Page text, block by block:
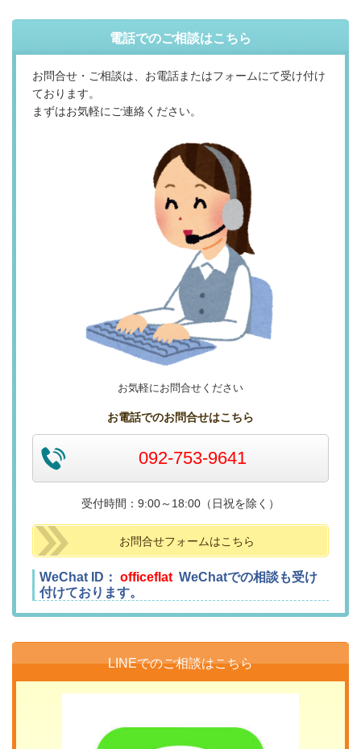
電話でのご相談はこちら
お問合せ・ご相談は、お電話またはフォームにて受け付け
ております。
まずはお気軽にご連絡ください。
お気軽にお問合せください
お電話でのお問合せはこちら
092-753-9641
受付時間：9:00～18:00（日祝を除く）
お問合せフォームはこちら
WeChat ID： officeflat WeChatでの相談も受け
付けております。
LINEでのご相談はこちら